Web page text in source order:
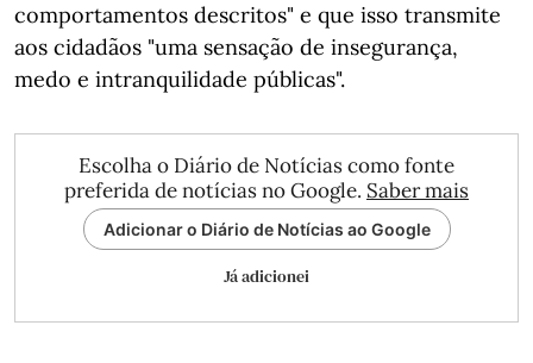
comportamentos descritos" e que isso transmite
aos cidadãos "uma sensação de insegurança,
medo e intranquilidade públicas".
Escolha o Diário de Notícias como fonte
preferida de notícias no Google. Saber mais
Adicionar o Diário de Notícias ao Google
Já adicionei